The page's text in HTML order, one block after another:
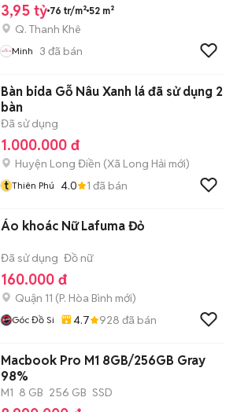
3,95 tỷ 76 tr/m² 52 m²
Q. Thanh Khê
Minh 3 đã bán
Bàn bida Gỗ Nâu Xanh lá đã sử dụng 2
bàn
Đã sử dụng
1.000.000 đ
Huyện Long Điền (Xã Long Hải mới)
t Thiên Phú 4.0 1 đã bán
Áo khoác Nữ Lafuma Đỏ
Đã sử dụng Đồ nữ
160.000 đ
Quận 11 (P. Hòa Bình mới)
Góc Đồ Si 4.7 928 đã bán
Macbook Pro M1 8GB/256GB Gray
98%
M1 8 GB 256 GB SSD